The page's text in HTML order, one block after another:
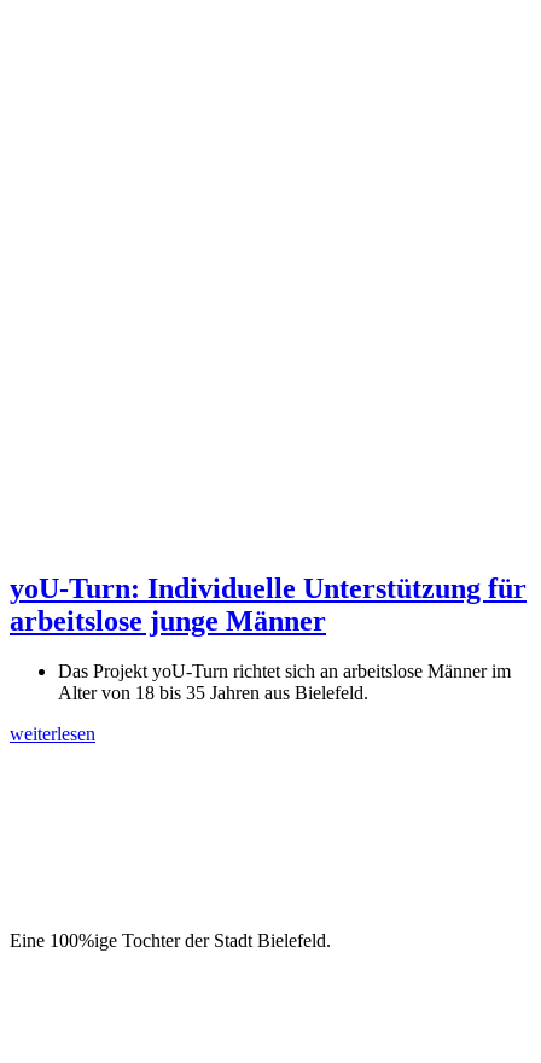
yoU-Turn: Individuelle Unterstützung für
arbeitslose junge Männer
Das Projekt yoU-Turn richtet sich an arbeitslose Männer im
Alter von 18 bis 35 Jahren aus Bielefeld.
weiterlesen
Eine 100%ige Tochter der Stadt Bielefeld.